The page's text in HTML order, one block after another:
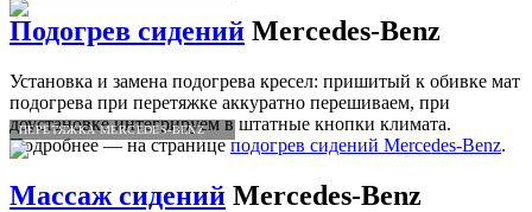
ПЕРЕТЯЖКА MERCEDES-BENZ
Подогрев сидений Mercedes-Benz
Установка и замена подогрева кресел: пришитый к обивке мат
подогрева при перетяжке аккуратно перешиваем, при
доустановке интегрируем в штатные кнопки климата.
Подробнее — на страницеподогрев сидений Mercedes-Benz.
Массаж сидений Mercedes-Benz